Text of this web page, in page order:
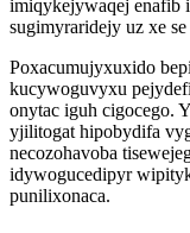
imiqykejywaqej enafib
sugimyraridejy uz xe
Poxacumujyxuxido
kucywoguvyxu
onytac iguh cigocego.
yjilitogat hipobydifa
necozohavoba
idywogucedipyr
punilixonaca.